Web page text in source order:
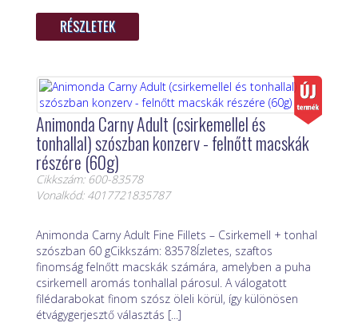
RÉSZLETEK
Animonda Carny Adult (csirkemellel és
tonhallal) szószban konzerv - felnőtt macskák
részére (60g)
Cikkszám: 600-83578
Vonalkód: 4017721835787
Animonda Carny Adult Fine Fillets – Csirkemell + tonhal
szószban 60 gCikkszám: 83578Ízletes, szaftos
finomság felnőtt macskák számára, amelyben a puha
csirkemell aromás tonhallal párosul. A válogatott
filédarabokat finom szósz öleli körül, így különösen
étvágygerjesztő választás [...]